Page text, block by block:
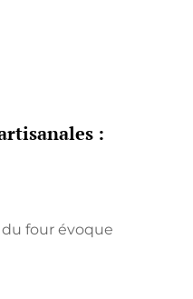
:
four évoque